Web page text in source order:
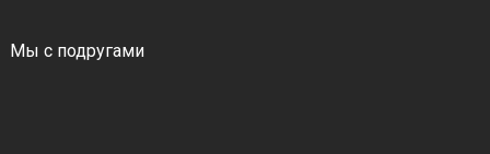
Мы с подругами